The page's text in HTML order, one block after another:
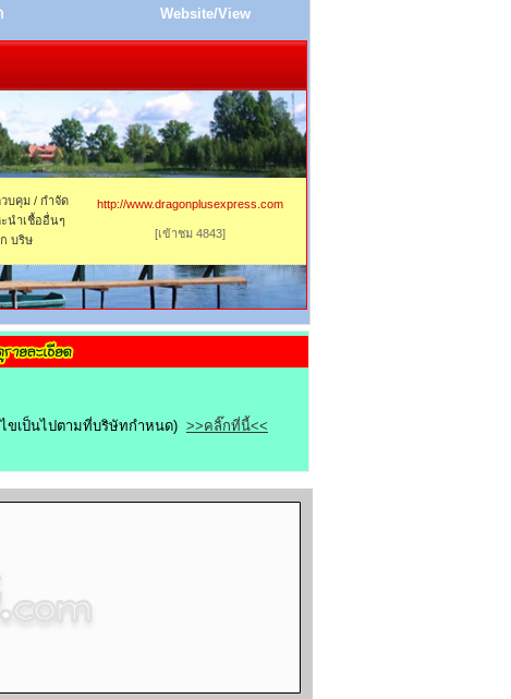
Website/View
บคุม / กำจัด
นำเชื้ออื่นๆ
บริษ
http://www.dragonplusexpress.com
[เข้าชม 4843]
ไขเป็นไปตามที่บริษัทกำหนด) >>คลิ๊กที่นี้<<